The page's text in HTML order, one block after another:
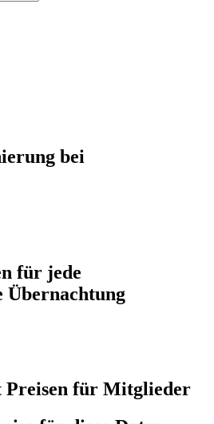
bei
für jede
Übernachtung
Preisen für Mitglieder